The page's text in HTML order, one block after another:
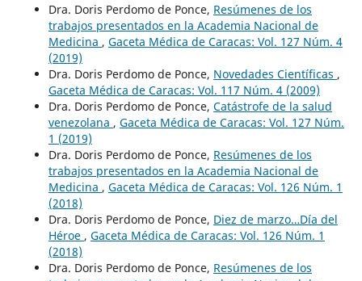
Dra. Doris Perdomo de Ponce, Resúmenes de los
trabajos presentados en la Academia Nacional de
Medicina , Gaceta Médica de Caracas: Vol. 127 Núm. 4
(2019)
Dra. Doris Perdomo de Ponce, Novedades Científicas ,
Gaceta Médica de Caracas: Vol. 117 Núm. 4 (2009)
Dra. Doris Perdomo de Ponce, Catástrofe de la salud
venezolana , Gaceta Médica de Caracas: Vol. 127 Núm.
1 (2019)
Dra. Doris Perdomo de Ponce, Resúmenes de los
trabajos presentados en la Academia Nacional de
Medicina , Gaceta Médica de Caracas: Vol. 126 Núm. 1
(2018)
Dra. Doris Perdomo de Ponce, Diez de marzo…Día del
Héroe , Gaceta Médica de Caracas: Vol. 126 Núm. 1
(2018)
Dra. Doris Perdomo de Ponce, Resúmenes de los